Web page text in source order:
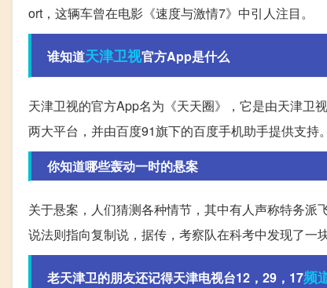
ort，这辆车曾在电影《速度与激情7》中引人注目。
谁知道天津卫视官方App是什么
天津卫视的官方App名为《天天圈》，它是由天津卫
两大平台，并由百度91旗下的百度手机助手提供支持。
你知道哪些轰动一时的悬案
关于悬案，人们猜测各种情节，其中有人声称特务
说法则指向复制说，据传，考察队在科考中发现了一
老天津卫的朋友还记得天津电视台12，29，17频